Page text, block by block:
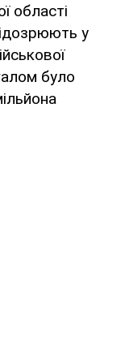
області
у
було